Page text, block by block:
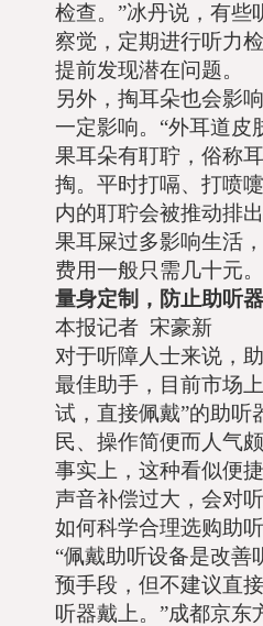
检查。”冰丹说，有些
察觉，定期进行听力
提前发现潜在问题。
另外，掏耳朵也会影
一定影响。“外耳道皮
果耳朵有耵聍，俗称
掏。平时打嗝、打喷
内的耵聍会被推动排
果耳屎过多影响生活
费用一般只需几十元。
量身定制，防止助听
本报记者 宋豪新
对于听障人士来说，
最佳助手，目前市场
试，直接佩戴”的助听
民、操作简便而人气颇
事实上，这种看似便
声音补偿过大，会对
如何科学合理选购助
“佩戴助听设备是改善
预手段，但不建议直
听器戴上。”成都京东